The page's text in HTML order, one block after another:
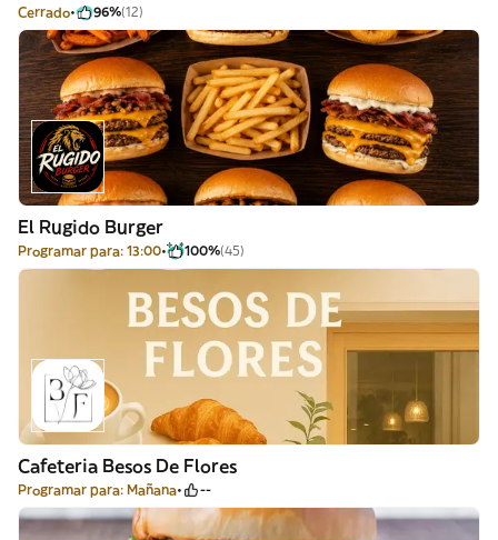
Cerrado 96%(12)
El Rugido Burger
Programar para: 13:00 100%(45)
Cafeteria Besos De Flores
Programar para: Mañana --